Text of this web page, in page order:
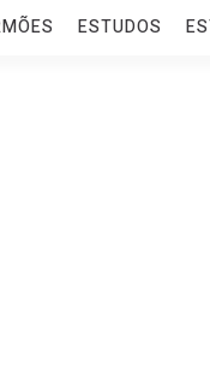
ESTUDOS